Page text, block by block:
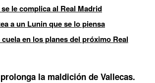
le complica al Real Madrid
a un Lunin que se lo piensa
en los planes del próximo Real
la maldición de Vallecas.